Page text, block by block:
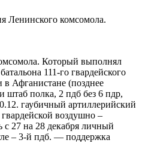
Ленинского комсомола.
Который выполнял
111-го гвардейского
Афганистане (позднее
полка, 2 пдб без 6 пдр,
гаубичный артиллерийский
воздушно –
27 на 28 декабря личный
– 3-й пдб. — поддержка